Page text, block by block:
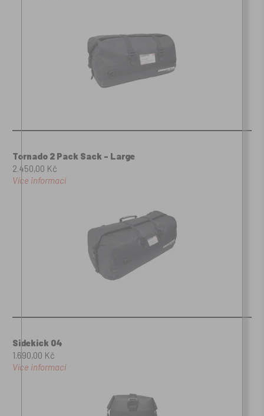
Tornado 2 Pack Sack - Large
2.450,00 Kč
Více informací
Sidekick 04
1.690,00 Kč
Více informací